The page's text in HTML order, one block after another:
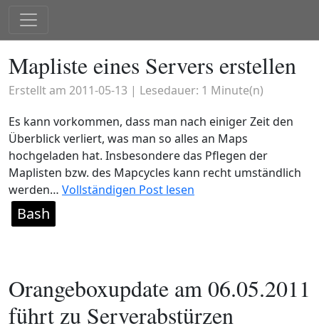
Mapliste eines Servers erstellen
Erstellt am 2011-05-13 | Lesedauer: 1 Minute(n)
Es kann vorkommen, dass man nach einiger Zeit den
Überblick verliert, was man so alles an Maps
hochgeladen hat. Insbesondere das Pflegen der
Maplisten bzw. des Mapcycles kann recht umständlich
werden… Vollständigen Post lesen
Bash
Orangeboxupdate am 06.05.2011
führt zu Serverabstürzen